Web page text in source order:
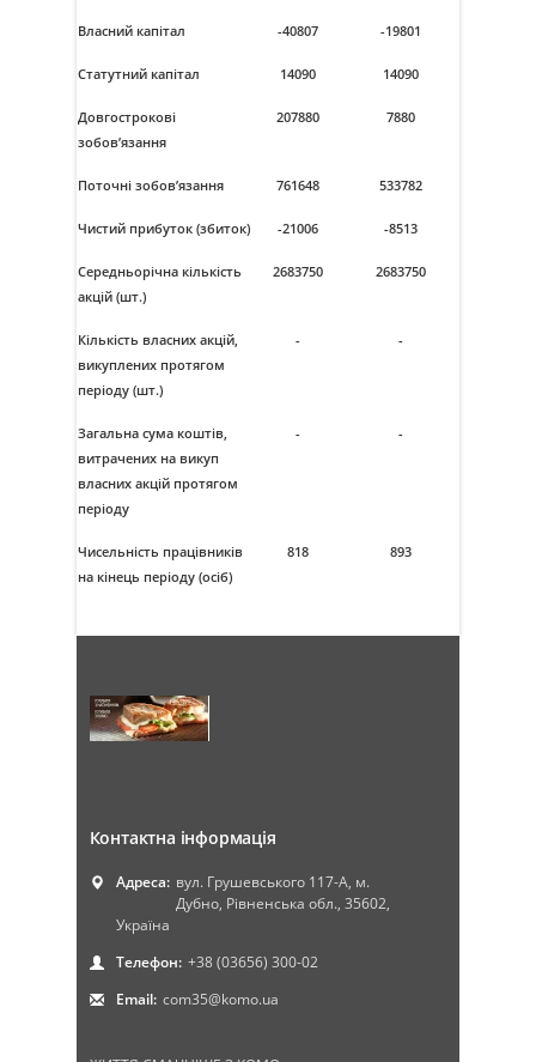
Власний капітал -40807 -19801
Статутний капітал 14090 14090
Довгострокові
зобов’язання
207880 7880
Поточні зобов’язання 761648 533782
Чистий прибуток (збиток) -21006 -8513
Середньорічна кількість
акцій (шт.)
2683750 2683750
Кількість власних акцій,
викуплених протягом
періоду (шт.)
- -
Загальна сума коштів,
витрачених на викуп
власних акцій протягом
періоду
- -
Чисельність працівників
на кінець періоду (осіб)
818 893
Контактна інформація
Адреса: вул. Грушевського 117-А, м.
Дубно, Рівненська обл., 35602,
Україна
Телефон: +38 (03656) 300-02
Email: com35@komo.ua